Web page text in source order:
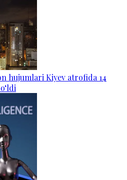
hujumlari Kiyev atrofida 14